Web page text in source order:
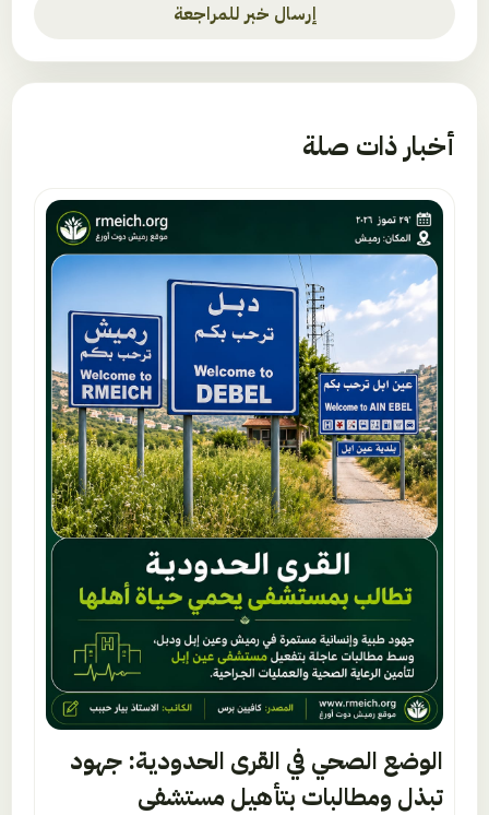
إرسال خبر للمراجعة
أخبار ذات صلة
الوضع الصحي في القرى الحدودية: جهود
تبذل ومطالبات بتأهيل مستشفى